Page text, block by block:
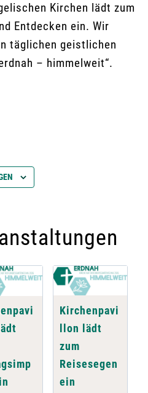
Kirchen lädt zum
Entdecken ein. Wir
täglichen geistlichen
– himmelweit“.
Kirchenpavi
llon lädt
zum
Reisesegen
ein